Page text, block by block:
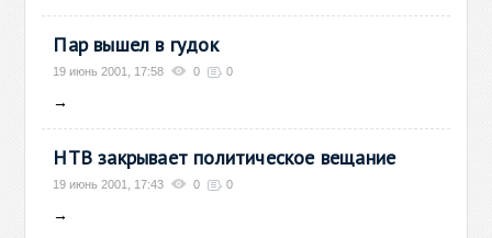
Пар вышел в гудок
19 июнь 2001, 17:58 0 0
→
НТВ закрывает политическое вещание
19 июнь 2001, 17:43 0 0
→